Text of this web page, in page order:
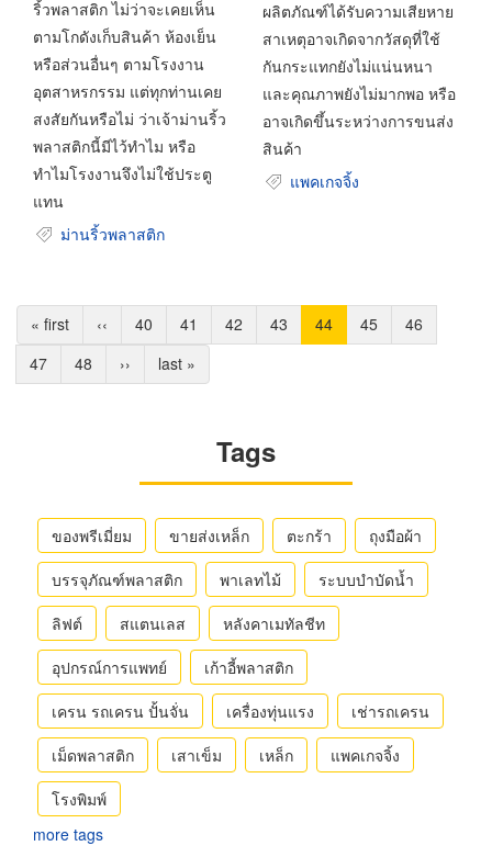
ริ้วพลาสติก ไม่ว่าจะเคยเห็น
ตามโกดังเก็บสินค้า ห้องเย็น
หรือส่วนอื่นๆ ตามโรงงาน
อุตสาหรกรรม แต่ทุกท่านเคย
สงสัยกันหรือไม่ ว่าเจ้าม่านริ้ว
พลาสติกนี้มีไว้ทำไม หรือ
ทำไมโรงงานจึงไม่ใช้ประตู
แทน
ม่านริ้วพลาสติก
ผลิตภัณฑ์ได้รับความเสียหาย
สาเหตุอาจเกิดจากวัสดุที่ใช้
กันกระแทกยังไม่แน่นหนา
และคุณภาพยังไม่มากพอ หรือ
อาจเกิดขึ้นระหว่างการขนส่ง
สินค้า
แพคเกจจิ้ง
Pagination
หน้า
« first
หน้า
หน้า
‹‹ Page
40 Page
41 Page
42 Page
43
Current
page
44 Page
45 Page
46
Page
47 Page
48
Next
page
››
Last
page
last »
Tags
ของพรีเมี่ยม ขายส่งเหล็ก ตะกร้า
ถุงมือผ้า
บรรจุภัณฑ์พลาสติก
พาเลทไม้
ระบบบำบัดน้ำ
ลิฟต์
สแตนเลส
หลังคาเมทัลชีท
อุปกรณ์การแพทย์
เก้าอี้พลาสติก
เครน รถเครน ปั้นจั่น
เครื่องทุ่นแรง
เช่ารถเครน
เม็ดพลาสติก
เสาเข็ม เหล็ก
แพคเกจจิ้ง
โรงพิมพ์
more tags